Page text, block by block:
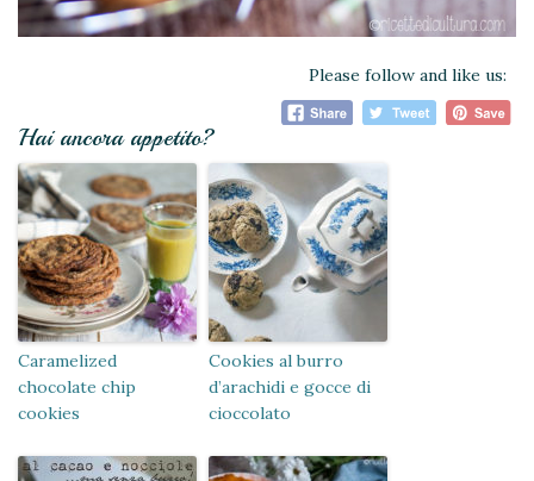
Please follow and like us:
Hai ancora appetito?
Caramelized
chocolate chip
cookies
Cookies al burro
d’arachidi e gocce di
cioccolato